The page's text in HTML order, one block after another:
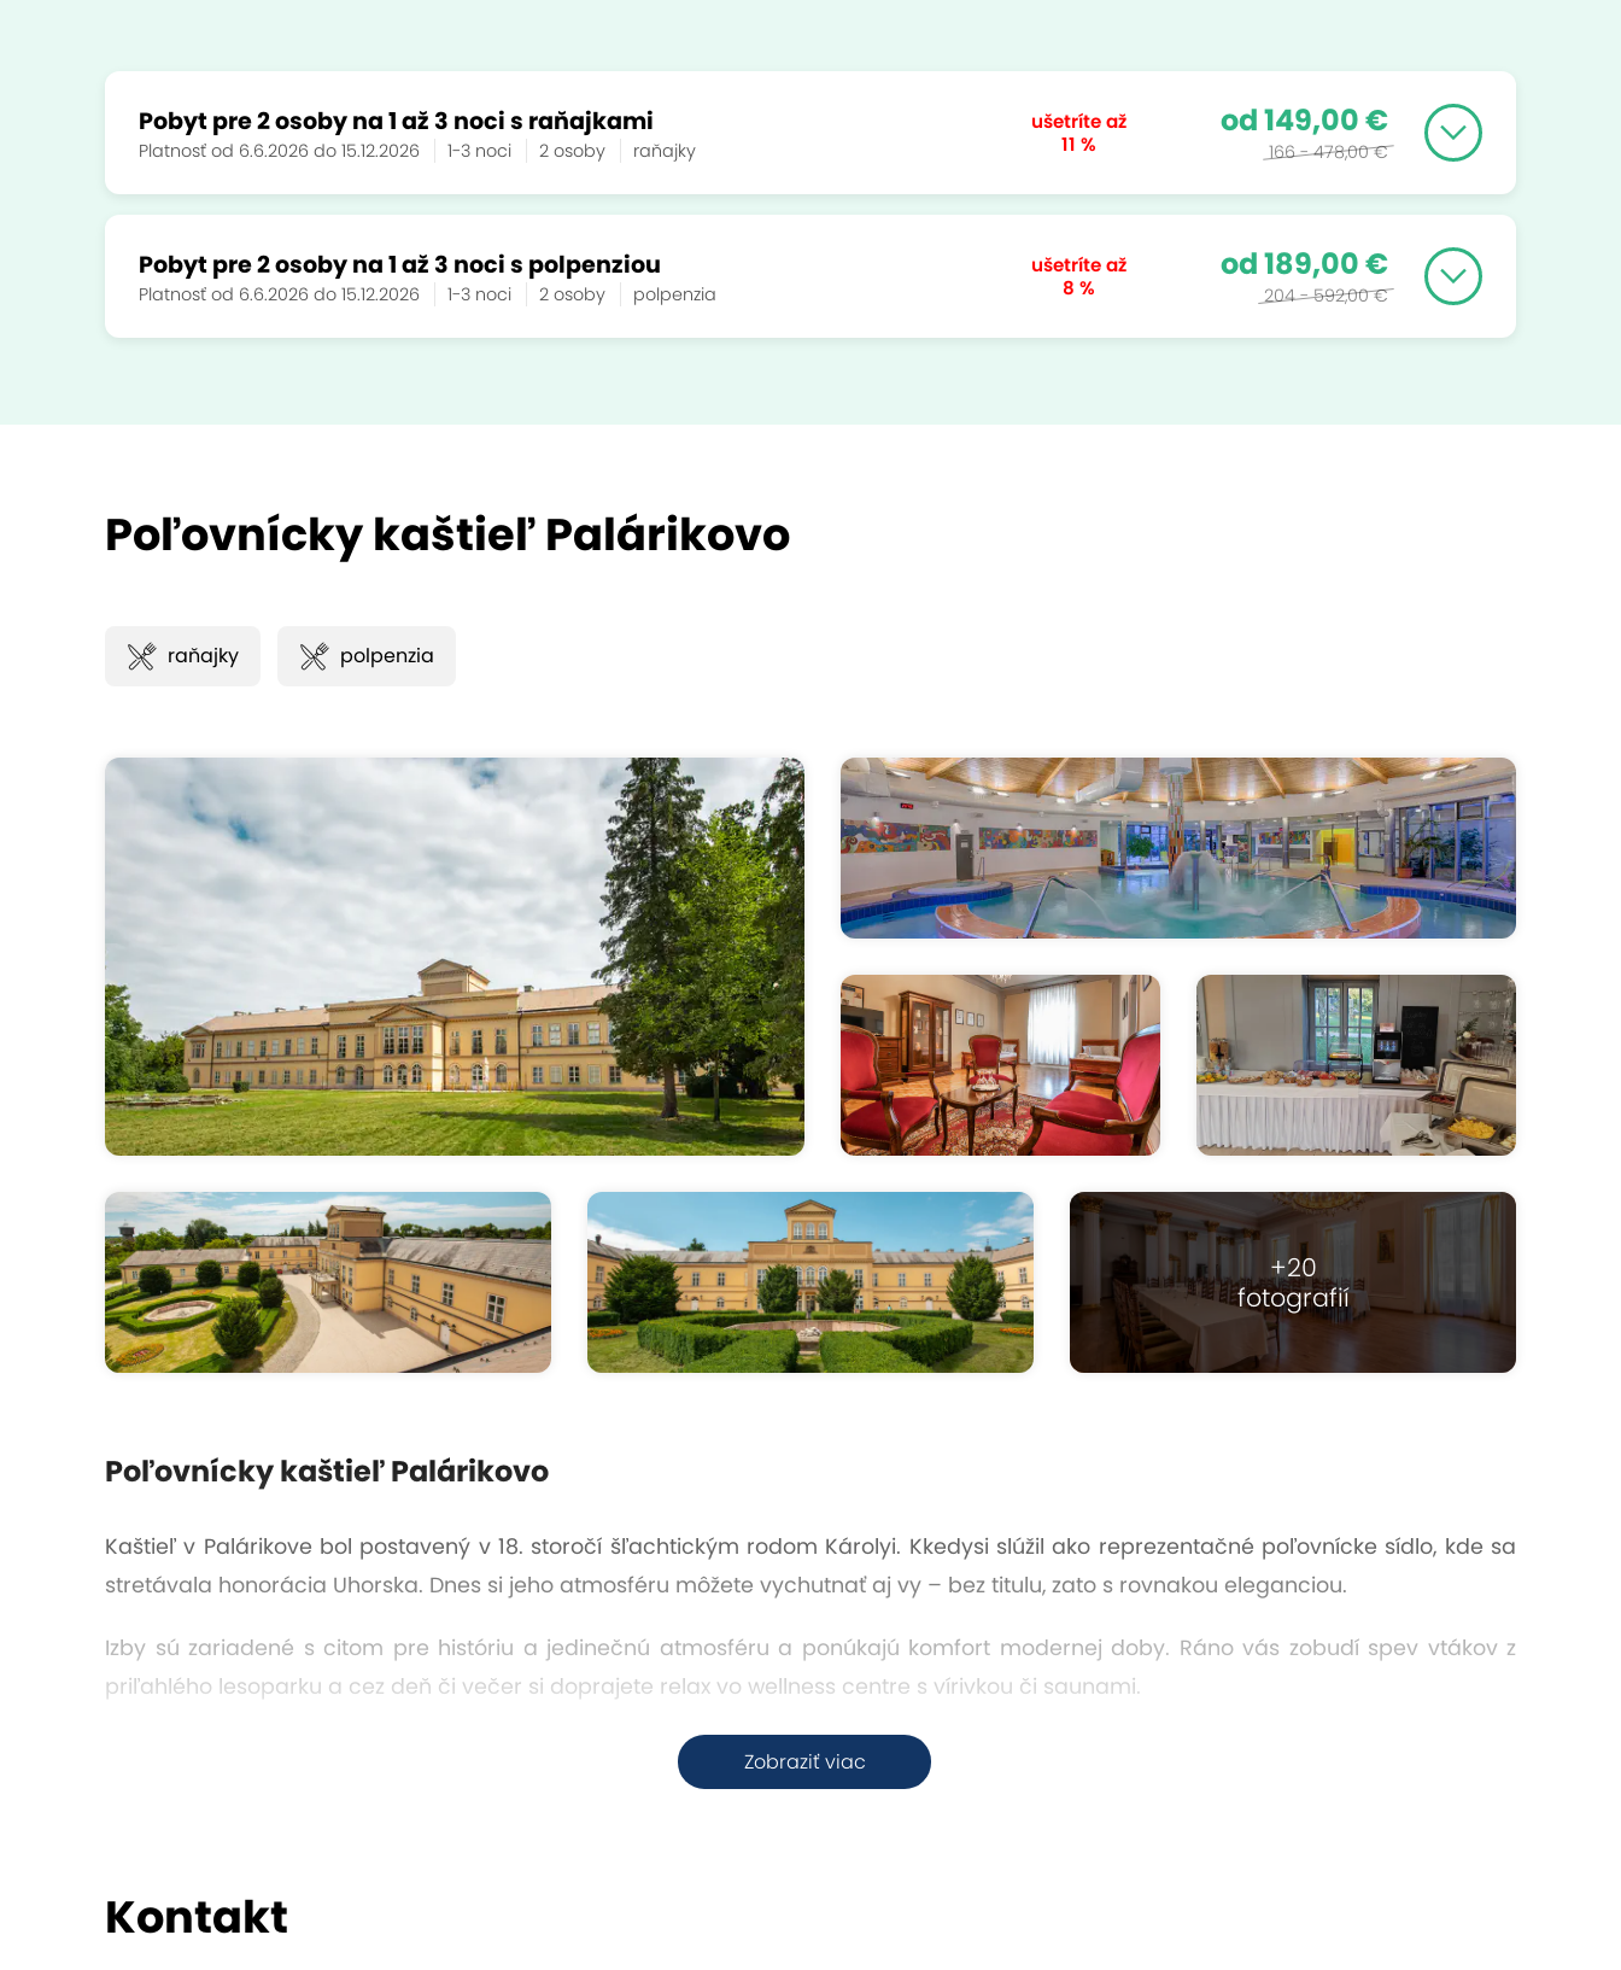
Pobyt pre 2 osoby na 1 až 3 noci s raňajkami
Platnosť od 6.6.2026 do 15.12.2026 1-3 noci 2 osoby raňajky
ušetríte až
11 %
od 149,00 €
166 - 478,00 €
Pobyt pre 2 osoby na 1 až 3 noci s polpenziou
Platnosť od 6.6.2026 do 15.12.2026 1-3 noci 2 osoby polpenzia
ušetríte až
8 %
od 189,00 €
204 - 592,00 €
Poľovnícky kaštieľ Palárikovo
raňajky polpenzia
+20
fotografií
Zobraziť viac
Poľovnícky kaštieľ Palárikovo
Kaštieľ v Palárikove bol postavený v 18. storočí šľachtickým rodom Károlyi. Kkedysi slúžil ako reprezentačné poľovnícke sídlo, kde sa
stretávala honorácia Uhorska. Dnes si jeho atmosféru môžete vychutnať aj vy – bez titulu, zato s rovnakou eleganciou.
Izby sú zariadené s citom pre históriu a jedinečnú atmosféru a ponúkajú komfort modernej doby. Ráno vás zobudí spev vtákov z
priľahlého lesoparku a cez deň či večer si doprajete relax vo wellness centre s vírivkou či saunami.
Okolie láka na romantické prechádzky medzi starými stromami, cyklotrasy, rybolov či pozorovanie divej zveri. Milovníci aktívneho
oddychu môžu siahnuť po biliarde, šípkach alebo stolnom futbale.
Kontakt